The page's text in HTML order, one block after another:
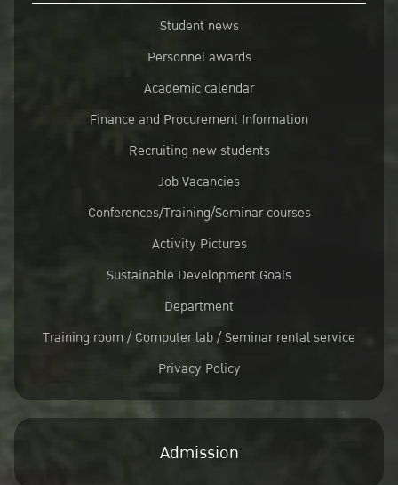
Student news
Personnel awards
Academic calendar
Finance and Procurement Information
Recruiting new students
Job Vacancies
Conferences/Training/Seminar courses
Activity Pictures
Sustainable Development Goals
Department
Training room / Computer lab / Seminar rental service
Privacy Policy
Admission